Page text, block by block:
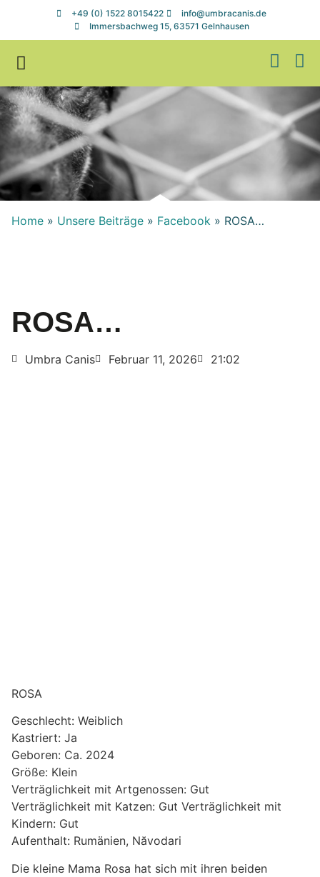
+49 (0) 1522 8015422
info@umbracanis.de
Immersbachweg 15, 63571 Gelnhausen
Home » Unsere Beiträge » Facebook » ROSA…
ROSA…
Umbra Canis Februar 11, 2026 21:02
ROSA
Geschlecht: Weiblich
Kastriert: Ja
Geboren: Ca. 2024
Größe: Klein
Verträglichkeit mit Artgenossen: Gut
Verträglichkeit mit Katzen: Gut Verträglichkeit mit
Kindern: Gut
Aufenthalt: Rumänien, Năvodari
Die kleine Mama Rosa hat sich mit ihren beiden